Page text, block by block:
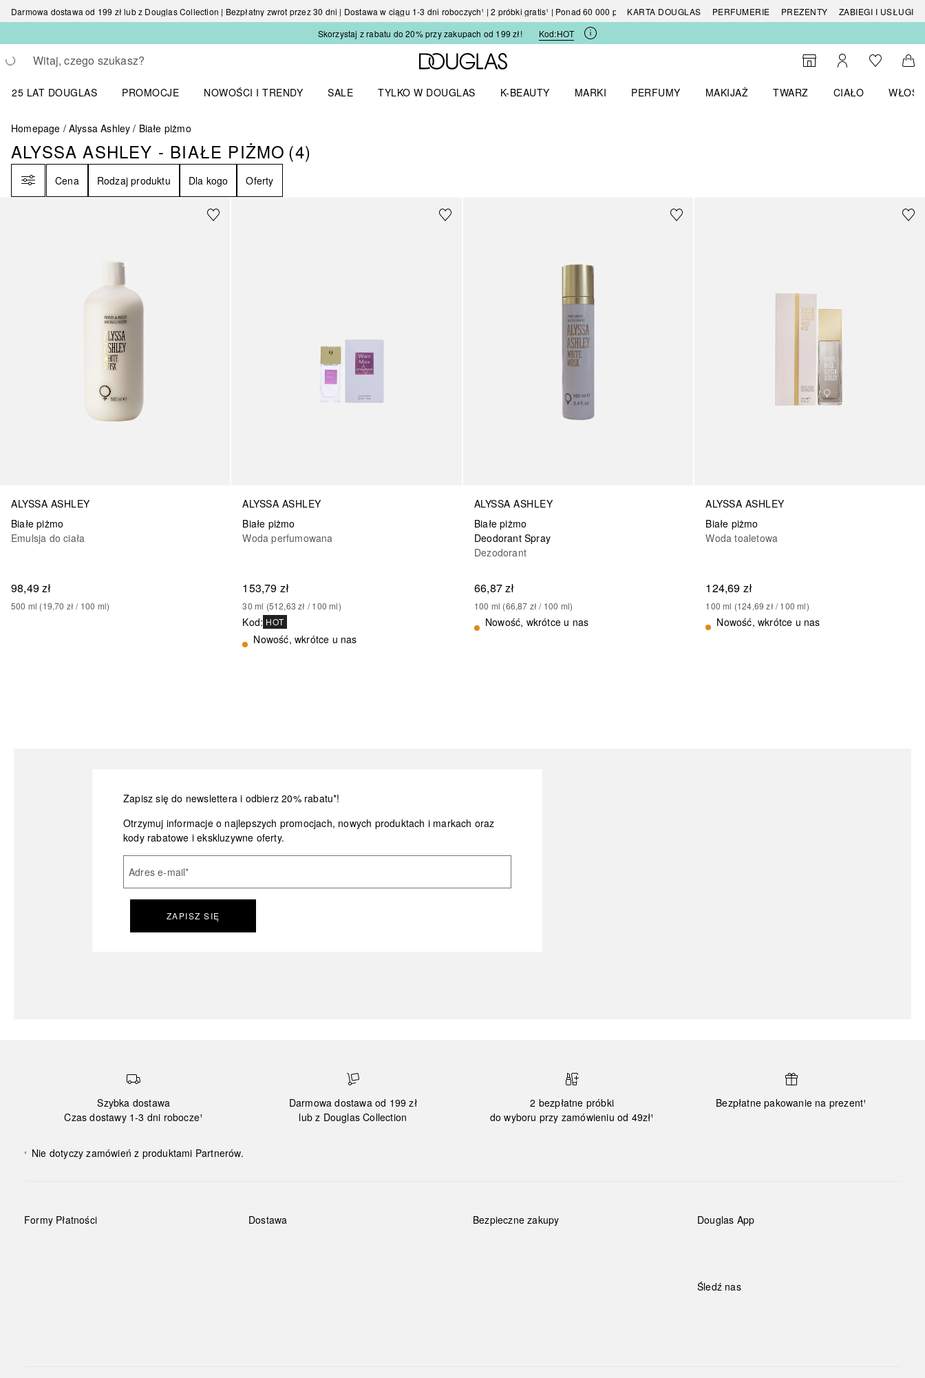
Darmowa dostawa od 199 zł lub z Douglas Collection | Bezpłatny zwrot przez 30 dni | Dostawa w ciągu 1-3 dni roboczych¹ | 2 próbki gratis¹ | Ponad 60 000 produktówKARTA DOUGLAS PERFUMERIE PREZENTY
ZABIEGI I USŁUGI
Skorzystaj z rabatu do 20% przy zakupach od 199 zł!
Kod:HOT
Wracać
Wykonaj wyszukiwanie
Strona główna Douglas
Do wyszukiwarki
Moje kontoDo listyDo
25 LAT DOUGLAS
PROMOCJE
NOWOŚCI I TRENDY
SALE
TYLKO W DOUGLAS
K-BEAUTY
MARKI
PERFUMY
MAKIJAŻ
TWARZ
CIAŁO
WŁOSY
Homepage
Alyssa Ashley Białe piżmo
ALYSSA ASHLEY - BIAŁE PIŻMO4WYNIKI
ALYSSA ASHLEY - BIAŁE PIŻMO (4)
Cena Rodzaj produktu Dla kogo Oferty
ALYSSA ASHLEY
Białe piżmo
Emulsja do ciała
98,49 zł
500 ml (19,70 zł / 100 ml)
ALYSSA ASHLEY
Białe piżmo
Woda perfumowana
153,79 zł
30 ml (512,63 zł / 100 ml)
Kod: HOT
Nowość, wkrótce u nas
ALYSSA ASHLEY
Białe piżmo
Deodorant Spray
Dezodorant
66,87 zł
100 ml (66,87 zł / 100 ml)
Nowość, wkrótce u nas
ALYSSA ASHLEY
Białe piżmo
Woda toaletowa
124,69 zł
100 ml (124,69 zł / 100 ml)
Nowość, wkrótce u nas
Zapisz się do newslettera i odbierz 20% rabatu*!
Otrzymuj informacje o najlepszych promocjach, nowych produktach i markach oraz
kody rabatowe i ekskluzywne oferty.
Adres e-mail*
ZAPISZ SIĘ
Szybka dostawa
Czas dostawy 1-3 dni robocze¹
Darmowa dostawa od 199 zł
lub z Douglas Collection
2 bezpłatne próbki
do wyboru przy zamówieniu od 49zł¹
Bezpłatne pakowanie na prezent¹
¹ Nie dotyczy zamówień z produktami Partnerów.
Formy Płatności Dostawa Bezpieczne zakupy Douglas App
Śledź nas